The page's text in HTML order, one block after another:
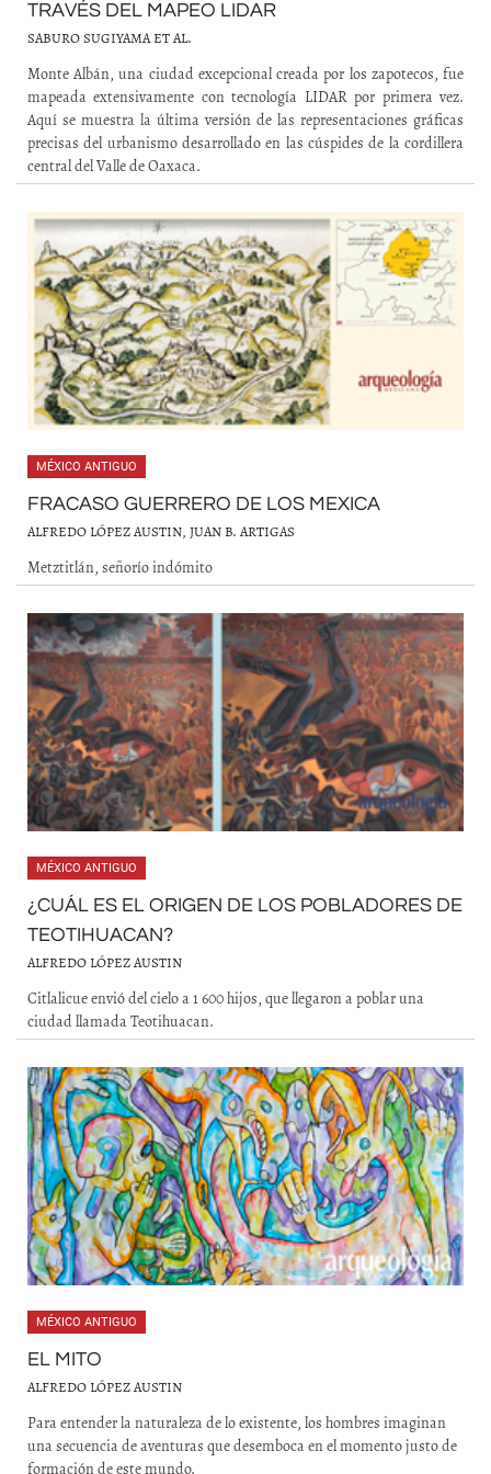
TRAVÉS DEL MAPEO LIDAR
SABURO SUGIYAMA ET AL.
Monte Albán, una ciudad excepcional creada por los zapotecos, fue
mapeada extensivamente con tecnología LIDAR por primera vez.
Aquí se muestra la última versión de las representaciones gráficas
precisas del urbanismo desarrollado en las cúspides de la cordillera
central del Valle de Oaxaca.
MÉXICO ANTIGUO
FRACASO GUERRERO DE LOS MEXICA
ALFREDO LÓPEZ AUSTIN, JUAN B. ARTIGAS
Metztitlán, señorío indómito
MÉXICO ANTIGUO
¿CUÁL ES EL ORIGEN DE LOS POBLADORES DE
TEOTIHUACAN?
ALFREDO LÓPEZ AUSTIN
Citlalicue envió del cielo a 1 600 hijos, que llegaron a poblar una
ciudad llamada Teotihuacan.
MÉXICO ANTIGUO
EL MITO
ALFREDO LÓPEZ AUSTIN
Para entender la naturaleza de lo existente, los hombres imaginan
una secuencia de aventuras que desemboca en el momento justo de
formación de este mundo.